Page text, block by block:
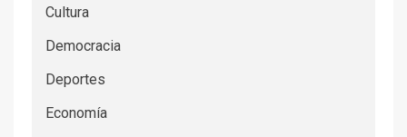
Cultura
Democracia
Deportes
Economía